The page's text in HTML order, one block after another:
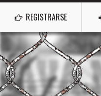
REGISTRARSE